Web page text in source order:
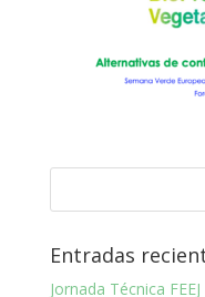
Entradas
Jornada Técnica